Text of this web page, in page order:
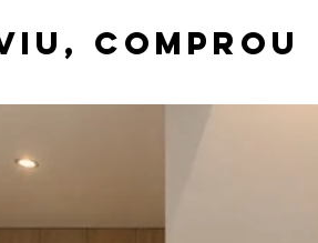
viu, comprou